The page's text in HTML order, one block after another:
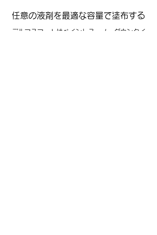
​任意の液剤を最適な容量で塗布する
​デルマスマートはペインレス、ノーダウンタイ